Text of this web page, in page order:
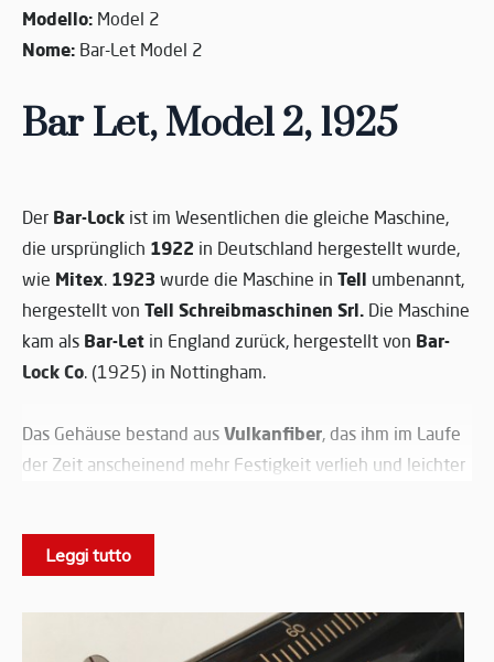
Modello: Model 2
Nome: Bar-Let Model 2
Bar Let, Model 2, 1925
Der Bar-Lock ist im Wesentlichen die gleiche Maschine,
die ursprünglich 1922 in Deutschland hergestellt wurde,
wie Mitex. 1923 wurde die Maschine in Tell umbenannt,
hergestellt von Tell Schreibmaschinen Srl. Die Maschine
kam als Bar-Let in England zurück, hergestellt von Bar-
Lock Co. (1925) in Nottingham.
Das Gehäuse bestand aus Vulkanfiber, das ihm im Laufe
der Zeit anscheinend mehr Festigkeit verlieh und leichter
170 Hauptkomponenten und nicht vielen Schrauben, die
Der Schreibmechanismus dieser Maschine war sehr starr
Leggi tutto